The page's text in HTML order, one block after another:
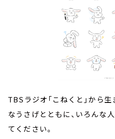
TBSラジオ「こねくと」から
なうさげとともに、いろんな
てください。